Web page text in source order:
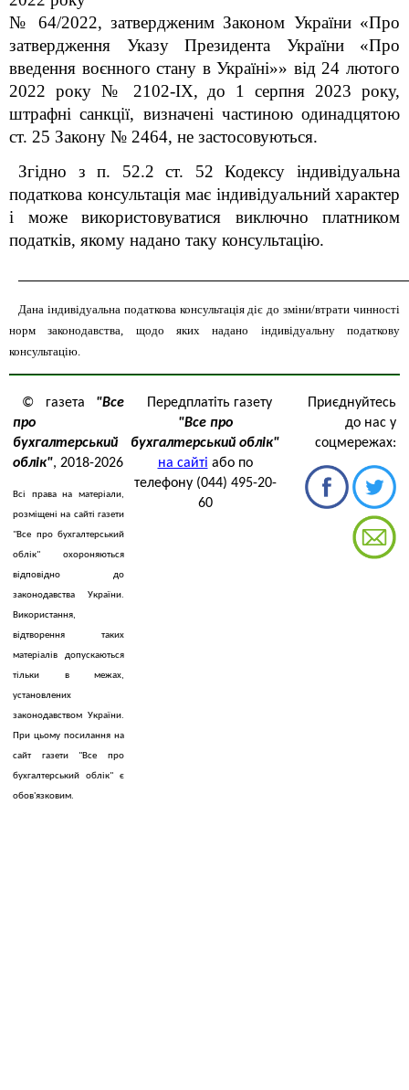
№ 64/2022, затвердженим Законом України «Про
затвердження Указу Президента України «Про
введення воєнного стану в Україні»» від 24 лютого
2022 року № 2102-IX, до 1 серпня 2023 року,
штрафні санкції, визначені частиною одинадцятою
ст. 25 Закону № 2464, не застосовуються.
Згідно з п. 52.2 ст. 52 Кодексу індивідуальна
податкова консультація має індивідуальний характер
і може використовуватися виключно платником
податків, якому надано таку консультацію.
Дана індивідуальна податкова консультація діє до зміни/втрати чинності
норм законодавства, щодо яких надано індивідуальну податкову
консультацію.
© газета "Все
про
бухгалтерський
облік", 2018-2026
Всі права на матеріали,
розміщені на сайті газети
"Все про бухгалтерський
облік" охороняються
відповідно до
законодавства України.
Використання,
відтворення таких
матеріалів допускаються
тільки в межах,
установлених
законодавством України.
При цьому посилання на
сайт газети "Все про
бухгалтерський облік" є
обов'язковим.
Передплатіть газету
"Все про
бухгалтерський облік"
на сайті або по
телефону (044) 495-20-
60
Приєднуйтесь
до нас у
соцмережах: